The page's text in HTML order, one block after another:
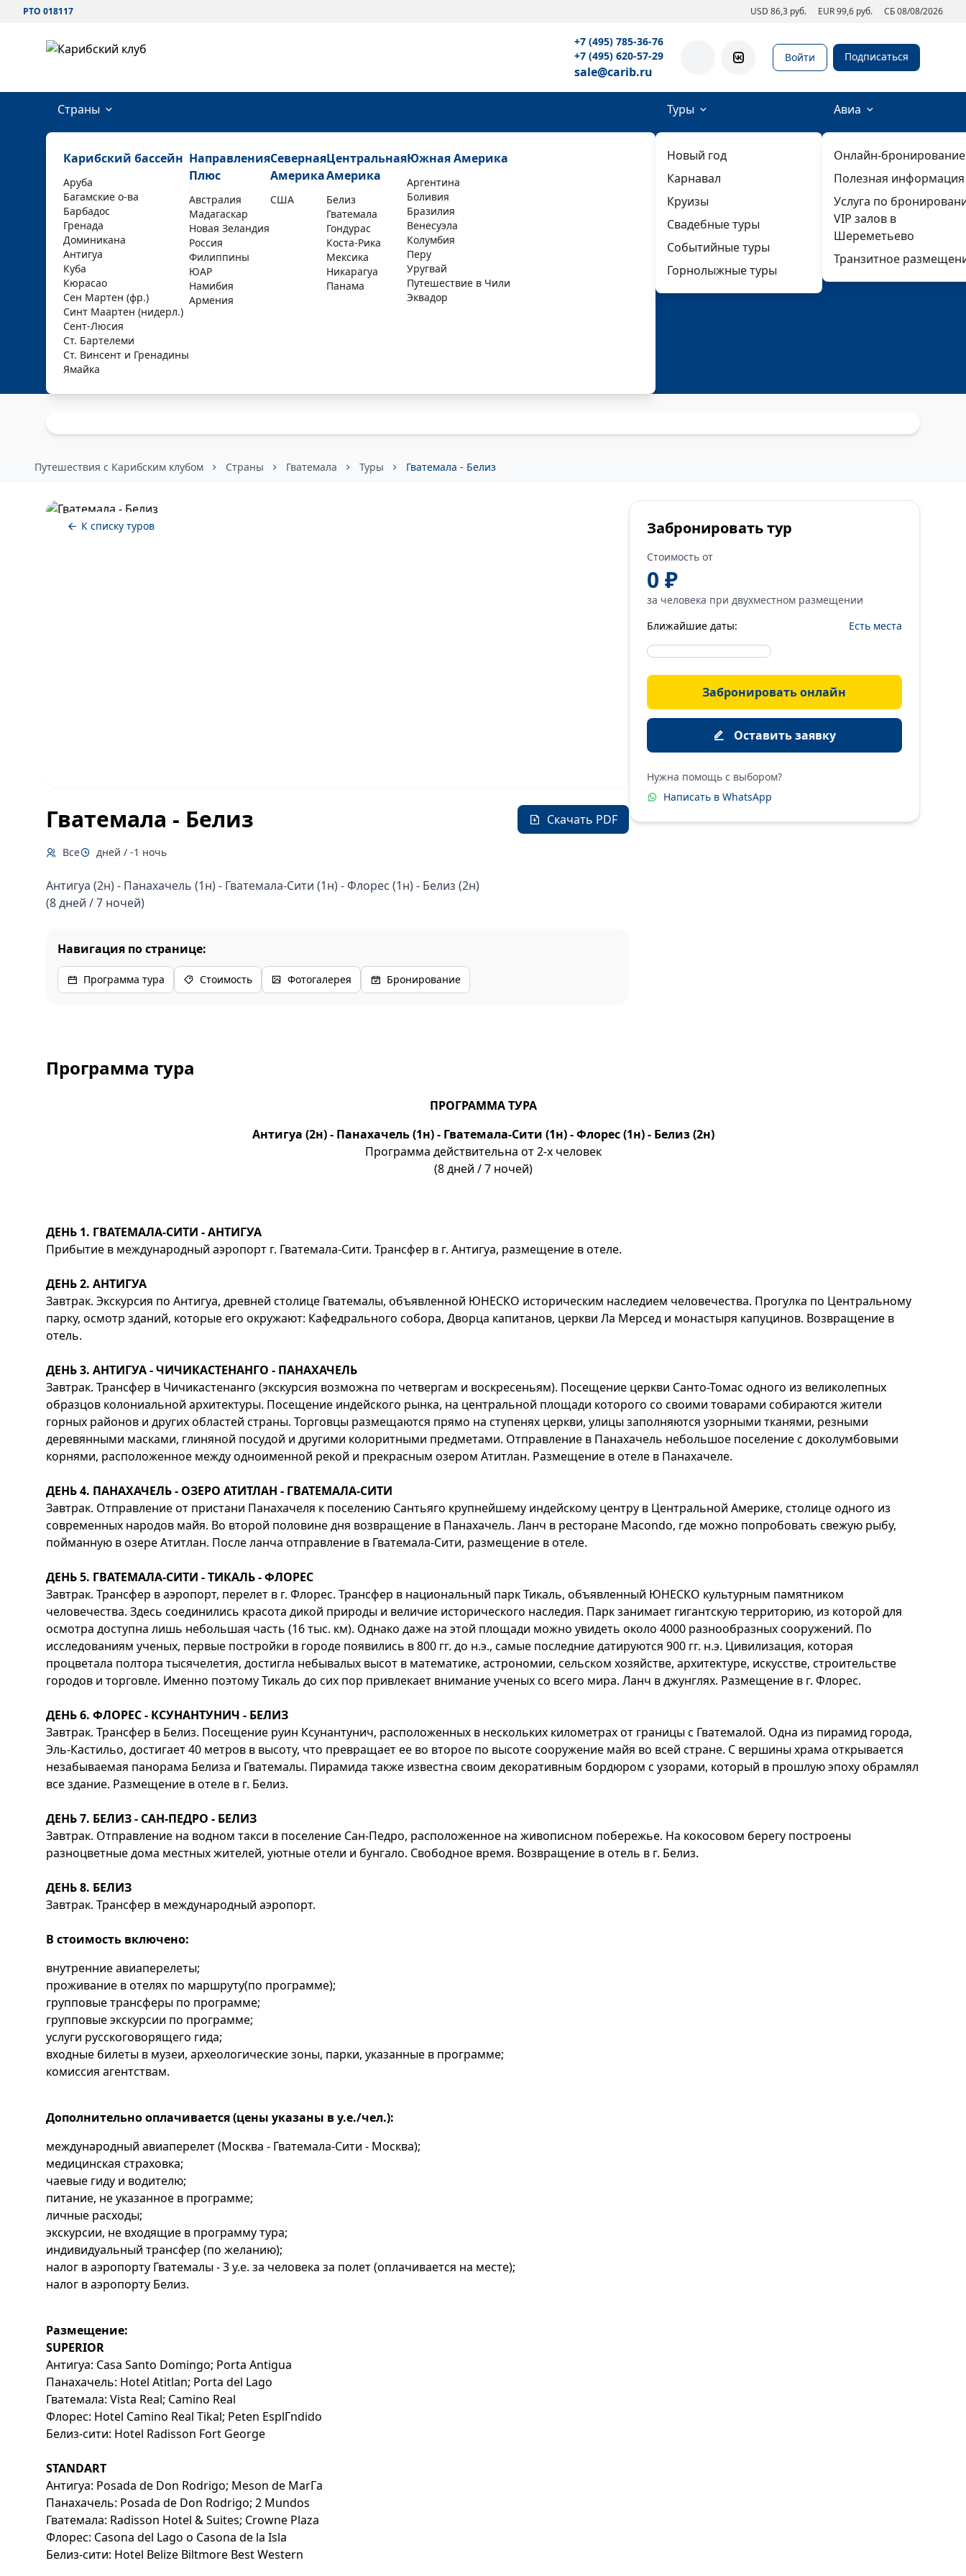
РТО 018117 USD 86,3 руб. EUR 99,6 руб. СБ 08/08/2026
+7 (495) 785-36-76
+7 (495) 620-57-29
sale@carib.ru
Войти Подписаться
Страны
Карибский бассейн
Аруба
Багамские о-ва
Барбадос
Гренада
Доминикана
Антигуа
Куба
Кюрасао
Сен Мартен (фр.)
Синт Маартен (нидерл.)
Сент-Люсия
Ст. Бартелеми
Ст. Винсент и Гренадины
Ямайка
Направления
Плюс
Австралия
Мадагаскар
Новая Зеландия
Россия
Филиппины
ЮАР
Намибия
Армения
Северная
Америка
США
Центральная
Америка
Белиз
Гватемала
Гондурас
Коста-Рика
Мексика
Никарагуа
Панама
Южная Америка
Аргентина
Боливия
Бразилия
Венесуэла
Колумбия
Перу
Уругвай
Путешествие в Чили
Эквадор
Туры
Новый год
Карнавал
Круизы
Свадебные туры
Событийные туры
Горнолыжные туры
Авиа
Онлайн-бронирование
Полезная информация
Услуга по
VIP залов в
Шереметьево
Транзитное
Путешествия с Карибским клубом Страны Гватемала Туры Гватемала - Белиз
К списку туров
Гватемала - Белиз Скачать PDF
Все дней / -1 ночь
Антигуа (2н) - Панахачель (1н) - Гватемала-Сити (1н) - Флорес (1н) - Белиз (2н)
(8 дней / 7 ночей)
Навигация по странице:
Программа тура Стоимость Фотогалерея Бронирование
Забронировать тур
Стоимость от
0 ₽
за человека при двухместном размещении
Ближайшие даты:
Есть места
Забронировать онлайн
Оставить заявку
Нужна помощь с выбором?
Написать в WhatsApp
Программа тура
ПРОГРАММА ТУРА
Антигуа (2н) - Панахачель (1н) - Гватемала-Сити (1н) - Флорес (1н) - Белиз (2н)
Программа действительна от 2-х человек
(8 дней / 7 ночей)
ДЕНЬ 1. ГВАТЕМАЛА-СИТИ - АНТИГУА
Прибытие в международный аэропорт г. Гватемала-Сити. Трансфер в г. Антигуа, размещение в отеле.
ДЕНЬ 2. АНТИГУА
Завтрак. Экскурсия по Антигуа, древней столице Гватемалы, объявленной ЮНЕСКО историческим наследием человечества. Прогулка по Центральному
парку, осмотр зданий, которые его окружают: Кафедрального собора, Дворца капитанов, церкви Ла Мерсед и монастыря капуцинов. Возвращение в
отель.
ДЕНЬ 3. АНТИГУА - ЧИЧИКАСТЕНАНГО - ПАНАХАЧЕЛЬ
Завтрак. Трансфер в Чичикастенанго (экскурсия возможна по четвергам и воскресеньям). Посещение церкви Санто-Томас одного из великолепных
образцов колониальной архитектуры. Посещение индейского рынка, на центральной площади которого со своими товарами собираются жители
горных районов и других областей страны. Торговцы размещаются прямо на ступенях церкви, улицы заполняются узорными тканями, резными
деревянными масками, глиняной посудой и другими колоритными предметами. Отправление в Панахачель небольшое поселение с доколумбовыми
корнями, расположенное между одноименной рекой и прекрасным озером Атитлан. Размещение в отеле в Панахачеле.
ДЕНЬ 4. ПАНАХАЧЕЛЬ - ОЗЕРО АТИТЛАН - ГВАТЕМАЛА-СИТИ
Завтрак. Отправление от пристани Панахачеля к поселению Сантьяго крупнейшему индейскому центру в Центральной Америке, столице одного из
современных народов майя. Во второй половине дня возвращение в Панахачель. Ланч в ресторане Macondo, где можно попробовать свежую рыбу,
пойманную в озере Атитлан. После ланча отправление в Гватемала-Сити, размещение в отеле.
ДЕНЬ 5. ГВАТЕМАЛА-СИТИ - ТИКАЛЬ - ФЛОРЕС
Завтрак. Трансфер в аэропорт, перелет в г. Флорес. Трансфер в национальный парк Тикаль, объявленный ЮНЕСКО культурным памятником
человечества. Здесь соединились красота дикой природы и величие исторического наследия. Парк занимает гигантскую территорию, из которой для
осмотра доступна лишь небольшая часть (16 тыс. км). Однако даже на этой площади можно увидеть около 4000 разнообразных сооружений. По
исследованиям ученых, первые постройки в городе появились в 800 гг. до н.э., самые последние датируются 900 гг. н.э. Цивилизация, которая
процветала полтора тысячелетия, достигла небывалых высот в математике, астрономии, сельском хозяйстве, архитектуре, искусстве, строительстве
городов и торговле. Именно поэтому Тикаль до сих пор привлекает внимание ученых со всего мира. Ланч в джунглях. Размещение в г. Флорес.
ДЕНЬ 6. ФЛОРЕС - КСУНАНТУНИЧ - БЕЛИЗ
Завтрак. Трансфер в Белиз. Посещение руин Ксунантунич, расположенных в нескольких километрах от границы с Гватемалой. Одна из пирамид города,
Эль-Кастильо, достигает 40 метров в высоту, что превращает ее во второе по высоте сооружение майя во всей стране. С вершины храма открывается
незабываемая панорама Белиза и Гватемалы. Пирамида также известна своим декоративным бордюром с узорами, который в прошлую эпоху обрамлял
все здание. Размещение в отеле в г. Белиз.
ДЕНЬ 7. БЕЛИЗ - САН-ПЕДРО - БЕЛИЗ
Завтрак. Отправление на водном такси в поселение Сан-Педро, расположенное на живописном побережье. На кокосовом берегу построены
разноцветные дома местных жителей, уютные отели и бунгало. Свободное время. Возвращение в отель в г. Белиз.
ДЕНЬ 8. БЕЛИЗ
Завтрак. Трансфер в международный аэропорт.
В стоимость включено:
внутренние авиаперелеты;
проживание в отелях по маршруту(по программе);
групповые трансферы по программе;
групповые экскурсии по программе;
услуги русскоговорящего гида;
входные билеты в музеи, археологические зоны, парки, указанные в программе;
комиссия агентствам.
Дополнительно оплачивается (цены указаны в y.e./чел.):
международный авиаперелет (Москва - Гватемала-Сити - Москва);
медицинская страховка;
чаевые гиду и водителю;
питание, не указанное в программе;
личные расходы;
экскурсии, не входящие в программу тура;
индивидуальный трансфер (по желанию);
налог в аэропорту Гватемалы - 3 у.е. за человека за полет (оплачивается на месте);
налог в аэропорту Белиз.
Размещение:
SUPERIOR
Антигуа: Casa Santo Domingo; Porta Antigua
Панахачель: Hotel Atitlan; Porta del Lago
Гватемала: Vista Real; Camino Real
Флорес: Hotel Camino Real Tikal; Peten EsplГndido
Белиз-сити: Hotel Radisson Fort George
STANDART
Антигуа: Posada de Don Rodrigo; Meson de MarГa
Панахачель: Posada de Don Rodrigo; 2 Mundos
Гватемала: Radisson Hotel & Suites; Crowne Plaza
Флорес: Casona del Lago o Casona de la Isla
Белиз-сити: Hotel Belize Biltmore Best Western